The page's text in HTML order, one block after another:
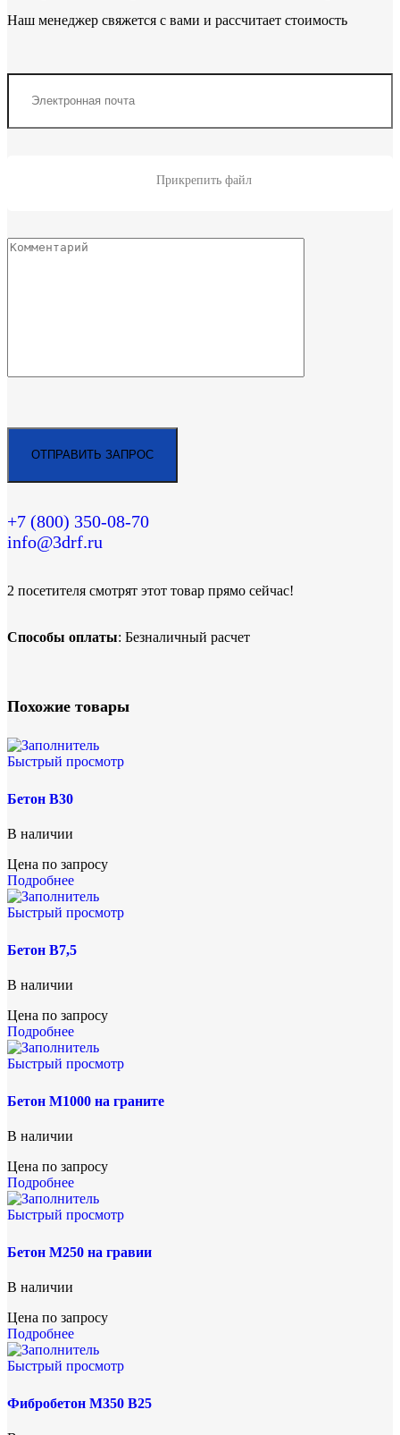
Наш менеджер свяжется с вами и рассчитает стоимость
Прикрепить файл
+7 (800) 350-08-70
info@3drf.ru
2 посетителя смотрят этот товар прямо сейчас!
Способы оплаты: Безналичный расчет
Похожие товары
Быстрый просмотр
Бетон В30
В наличии
Цена по запросу
Подробнее
Быстрый просмотр
Бетон В7,5
В наличии
Цена по запросу
Подробнее
Быстрый просмотр
Бетон М1000 на граните
В наличии
Цена по запросу
Подробнее
Быстрый просмотр
Бетон М250 на гравии
В наличии
Цена по запросу
Подробнее
Быстрый просмотр
Фибробетон М350 B25